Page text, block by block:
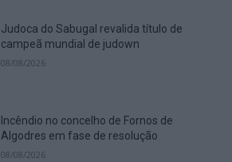
Judoca do Sabugal revalida título de
campeã mundial de judown
08/08/2026
Incêndio no concelho de Fornos de
Algodres em fase de resolução
08/08/2026